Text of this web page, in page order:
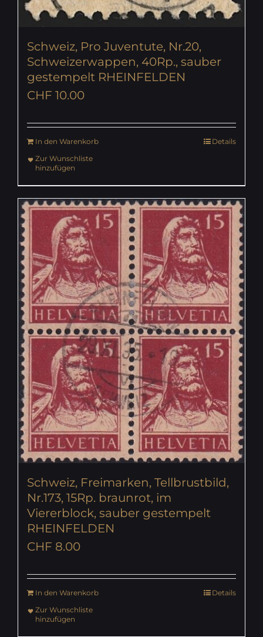
Schweiz, Pro Juventute, Nr.20,
Schweizerwappen, 40Rp., sauber
gestempelt RHEINFELDEN
CHF 10.00
In den Warenkorb
Details
Zur Wunschliste
hinzufügen
Schweiz, Freimarken, Tellbrustbild,
Nr.173, 15Rp. braunrot, im
Viererblock, sauber gestempelt
RHEINFELDEN
CHF 8.00
In den Warenkorb
Details
Zur Wunschliste
hinzufügen